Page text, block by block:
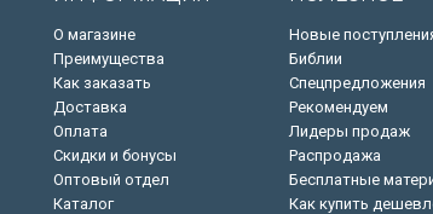
О магазине
Преимущества
Как заказать
Доставка
Оплата
Скидки и бонусы
Оптовый отдел
Каталог
Новые
Библии
Спецпредложения
Рекомендуем
Лидеры продаж
Распродажа
Бесплатные
Как купить